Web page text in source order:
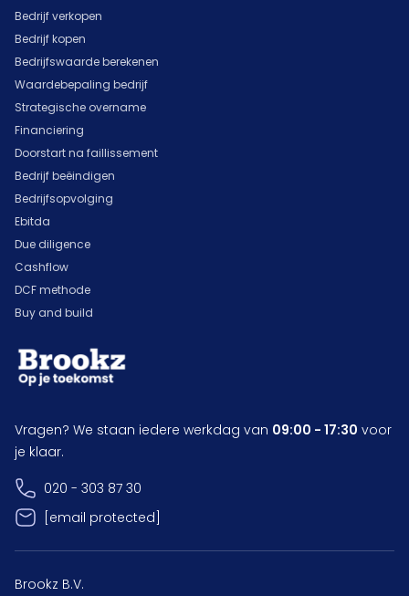
Bedrijf verkopen
Bedrijf kopen
Bedrijfswaarde berekenen
Waardebepaling bedrijf
Strategische overname
Financiering
Doorstart na faillissement
Bedrijf beëindigen
Bedrijfsopvolging
Ebitda
Due diligence
Cashflow
DCF methode
Buy and build
Vragen? We staan iedere werkdag van 09:00 - 17:30 voor
je klaar.
020 - 303 87 30
[email protected]
Brookz B.V.